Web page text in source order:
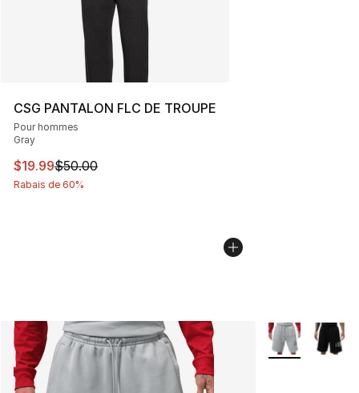
CSG PANTALON FLC DE TROUPE
Pour hommes
Gray
Cet article est en solde. Le prix est passé de $50.00 à
$19.99$50.00
Rabais de 60%
Plus de